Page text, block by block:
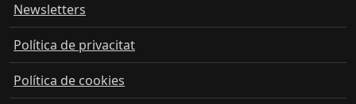
Newsletters
Política de privacitat
Política de cookies